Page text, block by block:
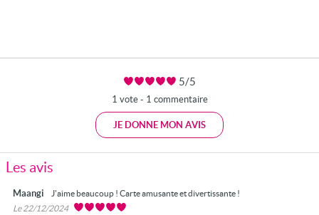
5/5
1 vote - 1 commentaire
JE DONNE MON AVIS
Les avis
Maangi
J'aime beaucoup ! Carte amusante et divertissante !
Le 22/12/2024